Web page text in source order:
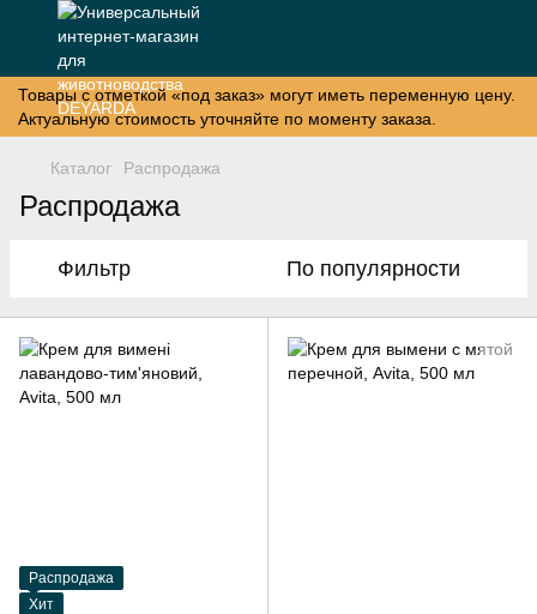
Товары с отметкой «под заказ» могут иметь переменную цену.
Актуальную стоимость уточняйте по моменту заказа.
Каталог Распродажа
Распродажа
Фильтр По популярности
Распродажа
Хит